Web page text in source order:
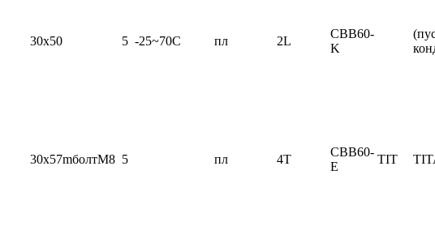
30x50 5 -25~70C пл 2L
CBB60-
K
30x57mболтМ8 5 пл 4T
CBB60-
E
TIT